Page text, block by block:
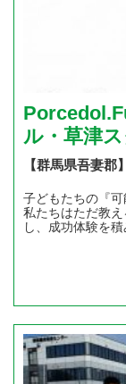
ル・草津
【群馬県吾妻
子どもたちの『可
私たちはただ教
し、成功体験を